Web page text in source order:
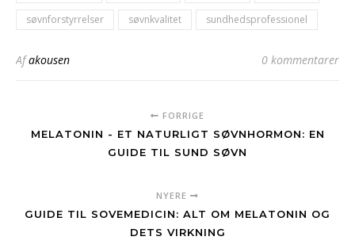
søvnforstyrrelser
søvnkvalitet sundhedsprofessionel
Afakousen 0 kommentarer
FORRIGE
MELATONIN - ET NATURLIGT SØVNHORMON: EN
GUIDE TIL SUND SØVN
NYERE
GUIDE TIL SOVEMEDICIN: ALT OM MELATONIN OG
DETS VIRKNING